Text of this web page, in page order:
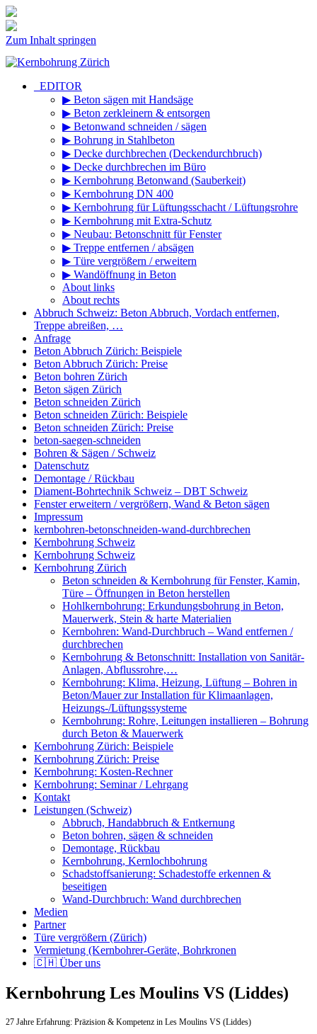
Zum Inhalt springen
_EDITOR
▶ Beton sägen mit Handsäge
▶ Beton zerkleinern & entsorgen
▶ Betonwand schneiden / sägen
▶ Bohrung in Stahlbeton
▶ Decke durchbrechen (Deckendurchbruch)
▶ Decke durchbrechen im Büro
▶ Kernbohrung Betonwand (Sauberkeit)
▶ Kernbohrung DN 400
▶ Kernbohrung für Lüftungsschacht / Lüftungsrohre
▶ Kernbohrung mit Extra-Schutz
▶ Neubau: Betonschnitt für Fenster
▶ Treppe entfernen / absägen
▶ Türe vergrößern / erweitern
▶ Wandöffnung in Beton
About links
About rechts
Abbruch Schweiz: Beton Abbruch, Vordach entfernen,
Treppe abreißen, …
Anfrage
Beton Abbruch Zürich: Beispiele
Beton Abbruch Zürich: Preise
Beton bohren Zürich
Beton sägen Zürich
Beton schneiden Zürich
Beton schneiden Zürich: Beispiele
Beton schneiden Zürich: Preise
beton-saegen-schneiden
Bohren & Sägen / Schweiz
Datenschutz
Demontage / Rückbau
Diament-Bohrtechnik Schweiz – DBT Schweiz
Fenster erweitern / vergrößern, Wand & Beton sägen
Impressum
kernbohren-betonschneiden-wand-durchbrechen
Kernbohrung Schweiz
Kernbohrung Schweiz
Kernbohrung Zürich
Beton schneiden & Kernbohrung für Fenster, Kamin,
Türe – Öffnungen in Beton herstellen
Hohlkernbohrung: Erkundungsbohrung in Beton,
Mauerwerk, Stein & harte Materialien
Kernbohren: Wand-Durchbruch – Wand entfernen /
durchbrechen
Kernbohrung & Betonschnitt: Installation von Sanitär-
Anlagen, Abflussrohre,…
Kernbohrung: Klima, Heizung, Lüftung – Bohren in
Beton/Mauer zur Installation für Klimaanlagen,
Heizungs-/Lüftungssysteme
Kernbohrung: Rohre, Leitungen installieren – Bohrung
durch Beton & Mauerwerk
Kernbohrung Zürich: Beispiele
Kernbohrung Zürich: Preise
Kernbohrung: Kosten-Rechner
Kernbohrung: Seminar / Lehrgang
Kontakt
Leistungen (Schweiz)
Abbruch, Handabbruch & Entkernung
Beton bohren, sägen & schneiden
Demontage, Rückbau
Kernbohrung, Kernlochbohrung
Schadstoffsanierung: Schadestoffe erkennen &
beseitigen
Wand-Durchbruch: Wand durchbrechen
Medien
Partner
Türe vergrößern (Zürich)
Vermietung (Kernbohrer-Geräte, Bohrkronen
🇨🇭 Über uns
Kernbohrung Les Moulins VS (Liddes)
27 Jahre Erfahrung: Präzision & Kompetenz in Les Moulins VS (Liddes)